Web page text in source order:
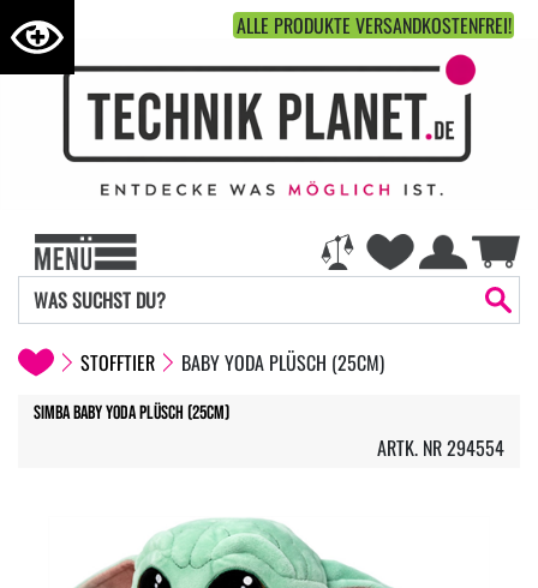
ALLE PRODUKTE VERSANDKOSTENFREI!
STOFFTIER BABY YODA PLÜSCH (25CM)
Simba Baby Yoda Plüsch (25cm)
ARTK. NR 294554